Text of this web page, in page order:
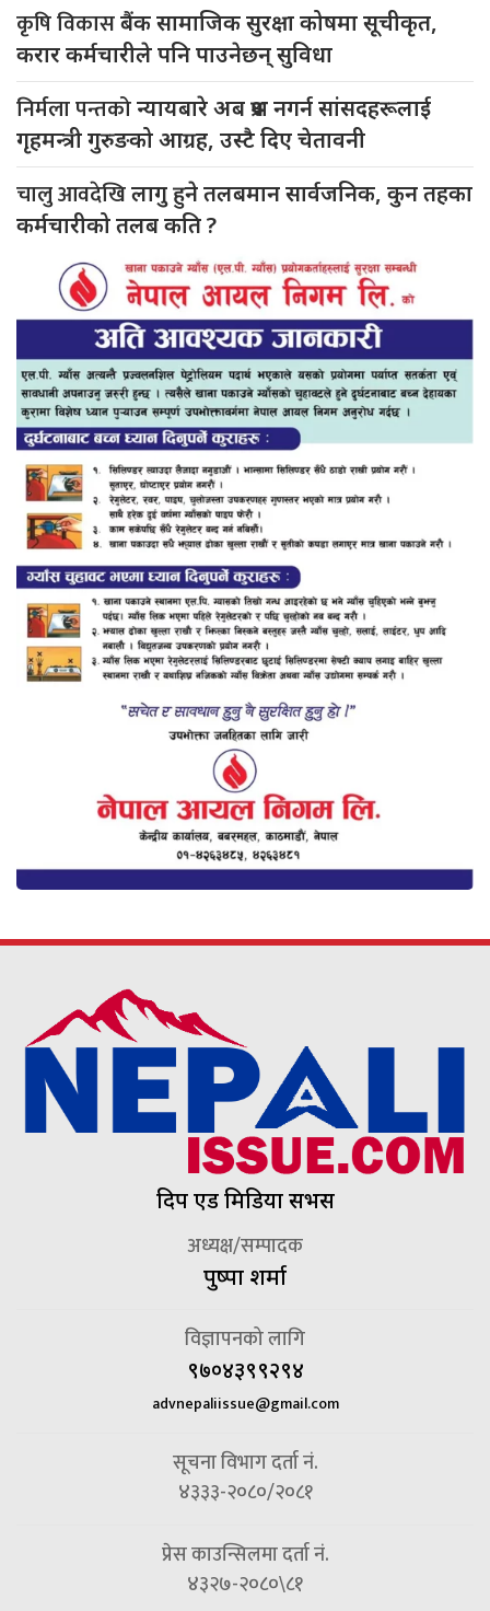
कृषि विकासबैंक सामाजिक सुरक्षा कोषमा सूचीकृत,
करार कर्मचारीले पनि पाउनेछन् सुविधा
निर्मला पन्तकोन्यायबारे अब प्रश्न नगर्न सांसदहरूलाई
गृहमन्त्री गुरुङको आग्रह, उस्टै दिए चेतावनी
चालु आवदेखिलागु हुने तलबमान सार्वजनिक, कुन तहका
कर्मचारीको तलब कति ?
दिप एड मिडिया सर्भिस
अध्यक्ष/सम्पादक
पुष्पा शर्मा
विज्ञापनको लागि
९७०४३९९२९४
advnepaliissue@gmail.com
सूचना विभाग दर्ता नं.
४३३३-२०८०/२०८१
प्रेस काउन्सिलमा दर्ता नं.
४३२७-२०८०\८१